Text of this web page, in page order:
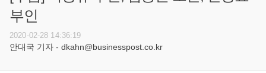
부인
2020-02-28 14:36:19
안대국 기자 - dkahn@businesspost.co.kr